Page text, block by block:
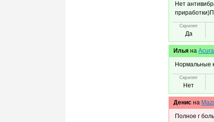
Нет
Скрипят
Да
Илья на
Нормальные
Скрипят
Нет
Денис на
Полное г